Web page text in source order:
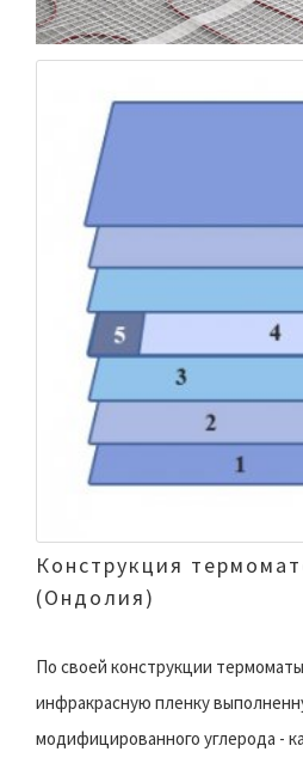
Конструкция
(Ондолия)
По своей конструкции
инфракрасную пленку
модифицированного углерода -